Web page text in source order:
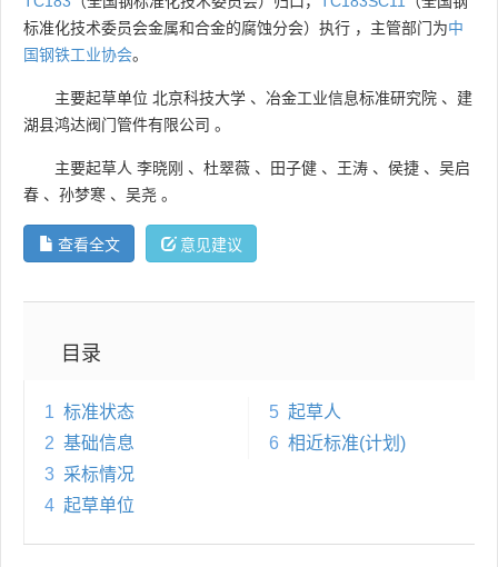
标准化技术委员会金属和合金的腐蚀分会）执行 ，主管部门为中
国钢铁工业协会。
主要起草单位 北京科技大学 、 冶金工业信息标准研究院 、 建
湖县鸿达阀门管件有限公司 。
主要起草人 李晓刚 、 杜翠薇 、 田子健 、 王涛 、 侯捷 、 吴启
春 、 孙梦寒 、 吴尧 。
查看全文 意见建议
目录
1 标准状态
2 基础信息
3 采标情况
4 起草单位
5 起草人
6 相近标准(计划)